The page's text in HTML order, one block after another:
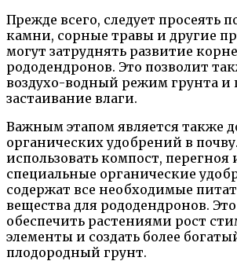
Прежде всего, следует просеять
камни, сорные травы и другие
могут затруднять развитие
рододендронов. Это позволит
воздухо-водный режим грунта и
застаивание влаги.
Важным этапом является также
органических удобрений в
использовать компост, перегноя
специальные органические
содержат все необходимые
вещества для рододендронов.
обеспечить растениями рост
элементы и создать более
плодородный грунт.